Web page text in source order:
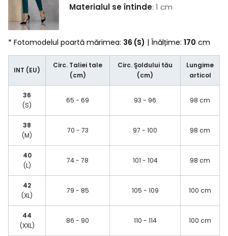
Materialul se întinde: 1 cm
* Fotomodelul poartă mărimea: 36 (S) | Înălțime: 170 cm
INT (EU)
Circ. Taliei tale
(cm)
Circ. Şoldului tău
(cm)
Lungime
articol
36
(S)
65 - 69 93 - 96 98 cm
38
(M)
70 - 73 97 - 100 98 cm
40
(L)
74 - 78 101 - 104 98 cm
42
(XL)
79 - 85 105 - 109 100 cm
44
(XXL)
86 - 90 110 - 114 100 cm